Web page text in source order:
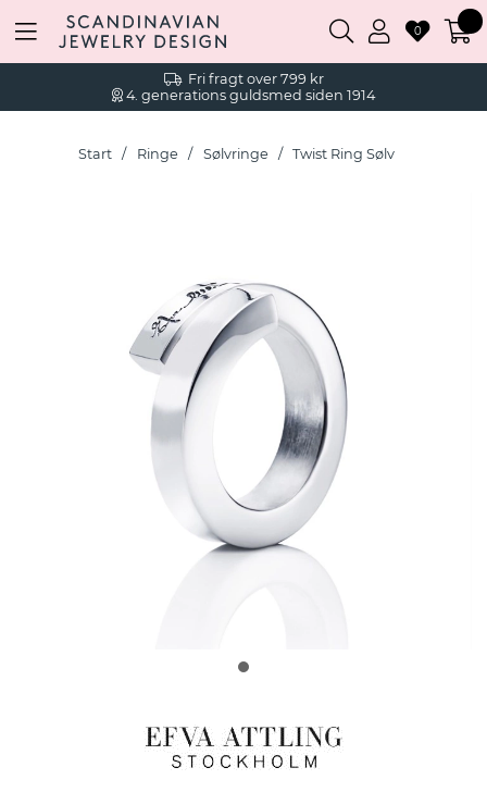
Fri fragt over 799 kr
4. generations guldsmed siden 1914
0
Start Ringe Sølvringe Twist Ring Sølv